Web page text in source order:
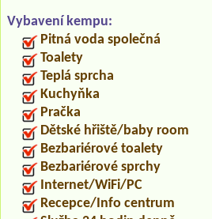
Vybavení kempu:
Pitná voda společná
Toalety
Teplá sprcha
Kuchyňka
Pračka
Dětské hřiště/baby room
Bezbariérové toalety
Bezbariérové sprchy
Internet/WiFi/PC
Recepce/Info centrum